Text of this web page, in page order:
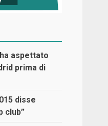
aspettato
prima di
disse
club”